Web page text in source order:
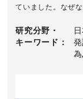
ていました。なぜ
研究分野・
キーワード